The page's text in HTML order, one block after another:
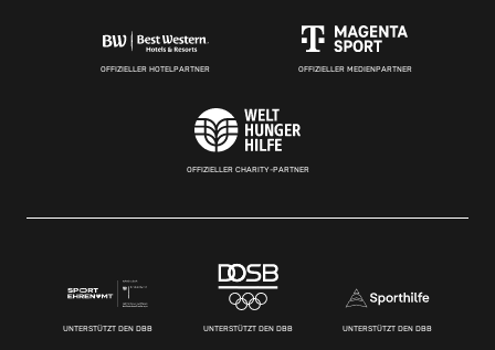
OFFIZIELLER HOTELPARTNER OFFIZIELLER MEDIENPARTNER
OFFIZIELLER CHARITY-PARTNER
UNTERSTÜTZT DEN DBB UNTERSTÜTZT DEN DBB UNTERSTÜTZT DEN DBB